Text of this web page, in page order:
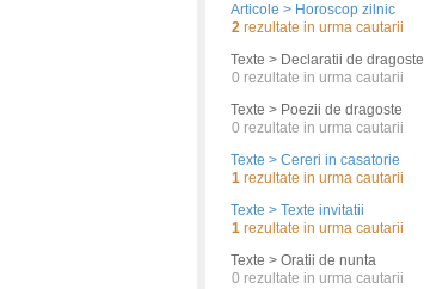
Articole > Horoscop zilnic
2 rezultate in urma cautarii
Texte > Declaratii de dragoste
0 rezultate in urma cautarii
Texte > Poezii de dragoste
0 rezultate in urma cautarii
Texte > Cereri in casatorie
1 rezultate in urma cautarii
Texte > Texte invitatii
1 rezultate in urma cautarii
Texte > Oratii de nunta
0 rezultate in urma cautarii